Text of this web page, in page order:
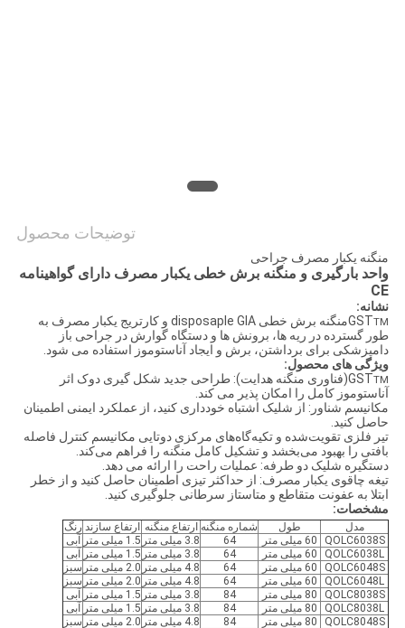
توضیحات محصول
منگنه یکبار مصرف جراحی
واحد بارگیری و منگنه برش خطی یکبار مصرف دارای گواهینامه
CE
نشانه:
GSTTM
منگنه برش خطی disposaple GIA و کارتریج یکبار مصرف به
طور گسترده در ریه ها، برونش ها و دستگاه گوارش در جراحی باز
دامپزشکی برای برداشتن، برش و ایجاد آناستوموز استفاده می شود.
ویژگی های محصول:
GSTTM
(فناوری منگنه هدایت): طراحی جدید شکل گیری دوک اثر
آناستوموز کامل را امکان پذیر می کند.
مکانیسم شناور: از شلیک اشتباه خودداری کنید، از عملکرد ایمنی اطمینان
حاصل کنید.
تیر فلزی تقویت‌شده و تکیه‌گاه‌های مرکزی دوتایی مکانیسم کنترل فاصله
بافتی را بهبود می‌بخشد و تشکیل کامل منگنه را فراهم می‌کند.
دستگیره شلیک دو طرفه: عملیات راحت را ارائه می دهد.
تیغه چاقوی یکبار مصرف: از حداکثر تیزی اطمینان حاصل کنید و از خطر
ابتلا به عفونت متقاطع و متاستاز سرطانی جلوگیری کنید.
مشخصات:
مدل طول شماره منگنه ارتفاع منگنه ارتفاع سازند رنگ
QOLC6038S
60 میلی متر 64 3.8 میلی متر 1.5 میلی متر
آبی
QOLC6038L
60 میلی متر 64 3.8 میلی متر 1.5 میلی متر
آبی
QOLC6048S
60 میلی متر 64 4.8 میلی متر 2.0 میلی متر
سبز
QOLC6048L
60 میلی متر 64 4.8 میلی متر 2.0 میلی متر
سبز
QOLC8038S
80 میلی متر 84 3.8 میلی متر 1.5 میلی متر
آبی
QOLC8038L
80 میلی متر 84 3.8 میلی متر 1.5 میلی متر
آبی
QOLC8048S
80 میلی متر 84 4.8 میلی متر 2.0 میلی متر
سبز